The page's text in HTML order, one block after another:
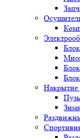
Накрытие